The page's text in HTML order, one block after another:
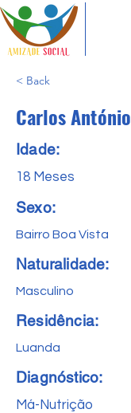
< Back
Carlos António
Idade:
18 Meses
Sexo:
Bairro Boa Vista
Naturalidade:
Masculino
Residência:
Luanda
Diagnóstico:
Má-Nutrição